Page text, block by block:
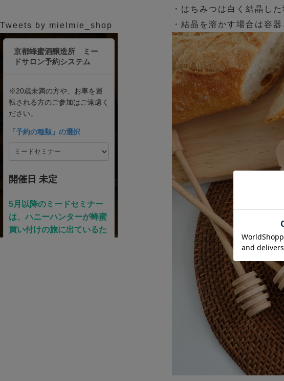
・はちみつは白く結晶し
・結晶を溶かす場合は容
Tweets by mielmie_shop